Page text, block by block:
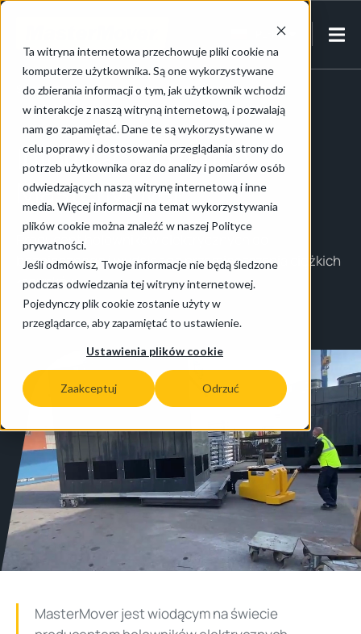
Ta witryna internetowa przechowuje pliki cookie na
komputerze użytkownika. Są one wykorzystywane
do zbierania informacji o tym, jak użytkownik wchodzi
w interakcje z naszą witryną internetową, i pozwalają
nam go zapamiętać. Dane te są wykorzystywane w
celu poprawy i dostosowania przeglądania strony do
potrzeb użytkownika oraz do analizy i pomiarów osób
odwiedzających naszą witrynę internetową i inne
media. Więcej informacji na temat wykorzystywania
plików cookie można znaleźć w naszej Polityce
prywatności.
Jeśli odmówisz, Twoje informacje nie będą śledzone
podczas odwiedzania tej witryny internetowej.
Pojedynczy plik cookie zostanie użyty w
przeglądarce, aby zapamiętać to ustawienie.
Ustawienia plików cookie
Zaakceptuj Odrzuć
PL-PL
Strona główna/ Informacje o firmie MasterMover
Informacje o firmie
MasterMover
Producent holowników elektrycznych do
bezpiecznego i wydajnego przemieszczania ciężkich
ładunków
MasterMover jest wiodącym na świecie